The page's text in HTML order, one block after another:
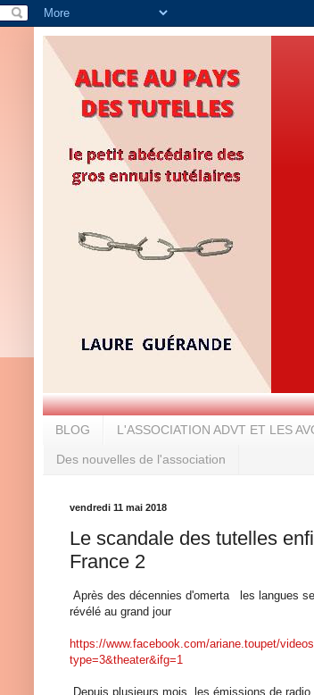
BLOG L'ASSOCIATION ADVT ET LES
Des nouvelles de l'association
vendredi 11 mai 2018
Le scandale des tutelles
France 2
Après des décennies d'omerta les langues
révélé au grand jour
https://www.facebook.com/ariane.toupet/
type=3&theater&ifg=1
Depuis plusieurs mois les émissions de radio